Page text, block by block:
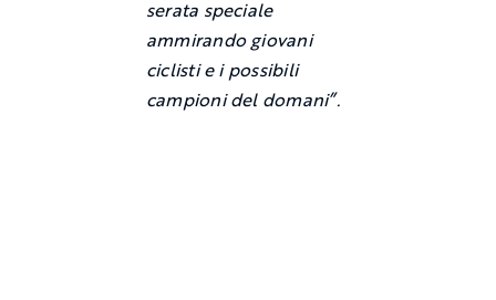
serata speciale
ammirando giovani
ciclisti e i possibili
campioni del domani”.